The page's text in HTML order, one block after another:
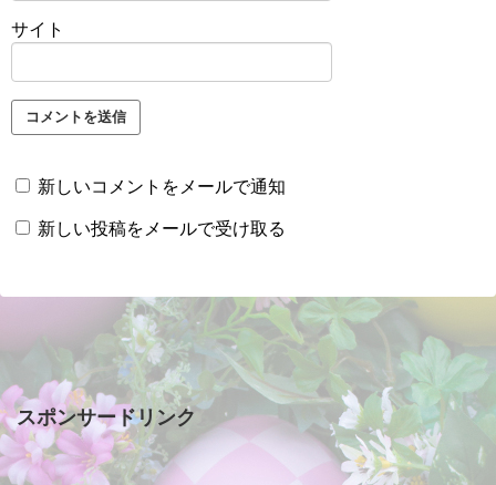
サイト
新しいコメントをメールで通知
新しい投稿をメールで受け取る
スポンサードリンク